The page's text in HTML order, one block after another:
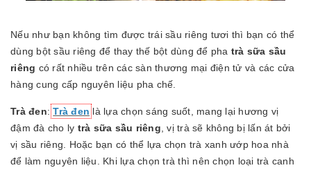
Nếu như bạn không tìm được trái sầu riêng tươi thì bạn có thể
dùng bột sầu riêng để thay thế bột dùng để pha trà sữa sầu
riêng có rất nhiều trên các sàn thương mại điện tử và các cửa
hàng cung cấp nguyên liệu pha chế.
Trà đen:Trà đenlà lựa chọn sáng suốt, mang lại hương vị
đậm đà cho ly trà sữa sầu riêng , vị trà sẽ không bị lấn át bởi
vị sầu riêng. Hoặc bạn có thể lựa chọn trà xanh ướp hoa nhà
để làm nguyên liệu. Khi lựa chọn trà thì nên chọn loại trà canh